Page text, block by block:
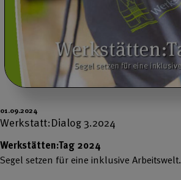
01.09.2024
Werkstatt:Dialog 3.2024
Werkstätten:Tag 2024
Segel setzen für eine inklusive Arbeitswelt.